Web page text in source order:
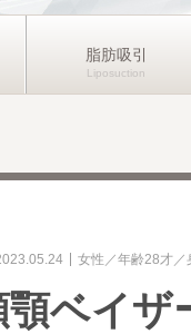
脂肪吸引
女性 年齢28才
顎ベイザ